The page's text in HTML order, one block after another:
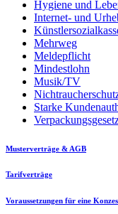
Hygiene und
Internet- und
Mehrweg
Meldepflicht
Mindestlohn
Musik/TV
Starke
Musterverträge & AGB
Tarifverträge
Voraussetzungen für eine